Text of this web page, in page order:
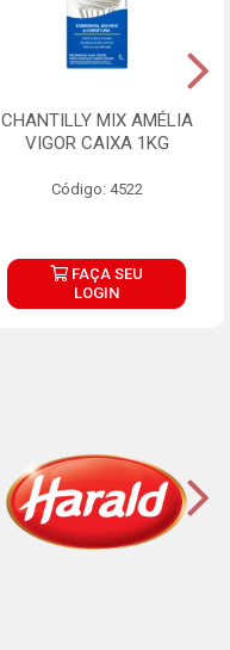
CHANTILLY MIX AMÉLIA
VIGOR CAIXA 1KG
Código: 4522
FAÇA SEU
LOGIN